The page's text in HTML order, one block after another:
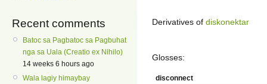
Recent comments
Batoc sa Pagbatoc sa Pagbuhat
nga sa Uala (Creatio ex Nihilo)
14 weeks 6 hours ago
Wala lagiy himaybay
Derivatives of diskonektar
Glosses:
disconnect